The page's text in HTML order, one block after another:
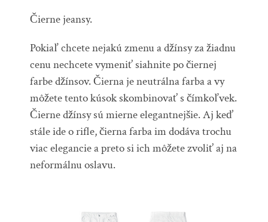
Čierne jeansy.
Pokiaľ chcete nejakú zmenu a džínsy za žiadnu
cenu nechcete vymeniť siahnite po čiernej
farbe džínsov. Čierna je neutrálna farba a vy
môžete tento kúsok skombinovať s čímkoľvek.
Čierne džínsy sú mierne elegantnejšie. Aj keď
stále ide o rifle, čierna farba im dodáva trochu
viac elegancie a preto si ich môžete zvoliť aj na
neformálnu oslavu.